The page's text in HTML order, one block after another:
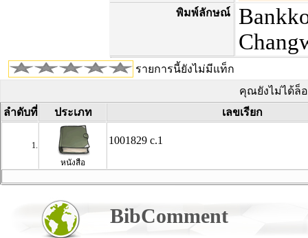
พิมพ์ลักษณ์
รายการนี้ยังไม่มีแท็ก
คุณยังไม่ได้ล็
ลำดับที่
ประเภท เลขเรียก
1.
หนังสือ
1001829 c.1
BibComment